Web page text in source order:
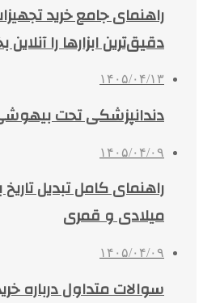
راهنمای جامع خرید
دقیق‌ترین ابزارها را آنلاین
۱۴۰۵/۰۴/۱۳
دندانپزشکی تحت
۱۴۰۵/۰۴/۰۹
راهنمای کامل تبدیل
میلادی و قمری
۱۴۰۵/۰۴/۰۹
سوالات متداول درباره